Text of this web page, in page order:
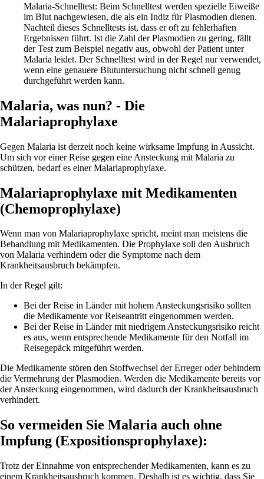
Malaria-Schnelltest: Beim Schnelltest werden spezielle Eiweiße
im Blut nachgewiesen, die als ein Indiz für Plasmodien dienen.
Nachteil dieses Schnelltests ist, dass er oft zu fehlerhaften
Ergebnissen führt. Ist die Zahl der Plasmodien zu gering, fällt
der Test zum Beispiel negativ aus, obwohl der Patient unter
Malaria leidet. Der Schnelltest wird in der Regel nur verwendet,
wenn eine genauere Blutuntersuchung nicht schnell genug
durchgeführt werden kann.
Malaria, was nun? - Die
Malariaprophylaxe
Gegen Malaria ist derzeit noch keine wirksame Impfung in Aussicht.
Um sich vor einer Reise gegen eine Ansteckung mit Malaria zu
schützen, bedarf es einer Malariaprophylaxe.
Malariaprophylaxe mit Medikamenten
(Chemoprophylaxe)
Wenn man von Malariaprophylaxe spricht, meint man meistens die
Behandlung mit Medikamenten. Die Prophylaxe soll den Ausbruch
von Malaria verhindern oder die Symptome nach dem
Krankheitsausbruch bekämpfen.
In der Regel gilt:
Bei der Reise in Länder mit hohem Ansteckungsrisiko sollten
die Medikamente vor Reiseantritt eingenommen werden.
Bei der Reise in Länder mit niedrigem Ansteckungsrisiko reicht
es aus, wenn entsprechende Medikamente für den Notfall im
Reisegepäck mitgeführt werden.
Die Medikamente stören den Stoffwechsel der Erreger oder behindern
die Vermehrung der Plasmodien. Werden die Medikamente bereits vor
der Ansteckung eingenommen, wird dadurch der Krankheitsausbruch
verhindert.
So vermeiden Sie Malaria auch ohne
Impfung (Expositionsprophylaxe):
Trotz der Einnahme von entsprechender Medikamenten, kann es zu
einem Krankheitsausbruch kommen. Deshalb ist es wichtig, dass Sie